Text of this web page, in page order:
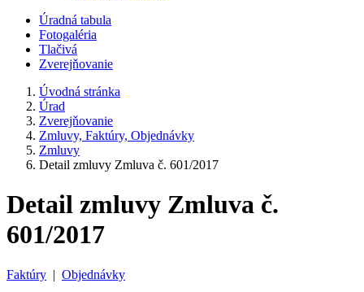
Úradná tabula
Fotogaléria
Tlačivá
Zverejňovanie
Úvodná stránka
Úrad
Zverejňovanie
Zmluvy, Faktúry, Objednávky
Zmluvy
Detail zmluvy Zmluva č. 601/2017
Detail zmluvy Zmluva č.
601/2017
Faktúry | Objednávky